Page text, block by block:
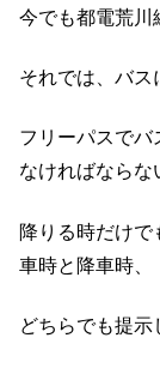
今でも都電荒川
それでは、バス
フリーパスでバ
なければならな
降りる時だけ
車時と降車時、
どちらでも提示